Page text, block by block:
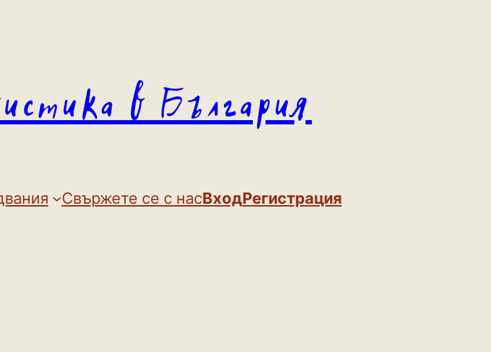
в България
Свържете се с насВходРегистрация